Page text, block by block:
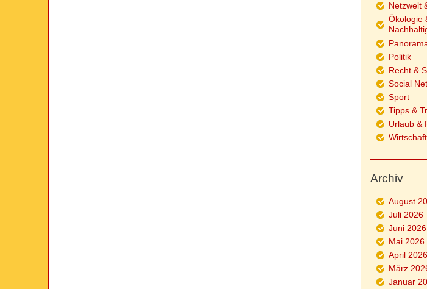
Netzwelt
Ökologie
Politik
Recht &
Social
Sport
Tipps &
Urlaub &
Archiv
August
Juli 2026
Juni 2026
Mai 2026
April 2026
März
Januar